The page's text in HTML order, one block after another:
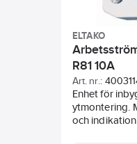
ELTAKO
R81 10A
Art. nr.:
Enhet för
ytmontering.
och